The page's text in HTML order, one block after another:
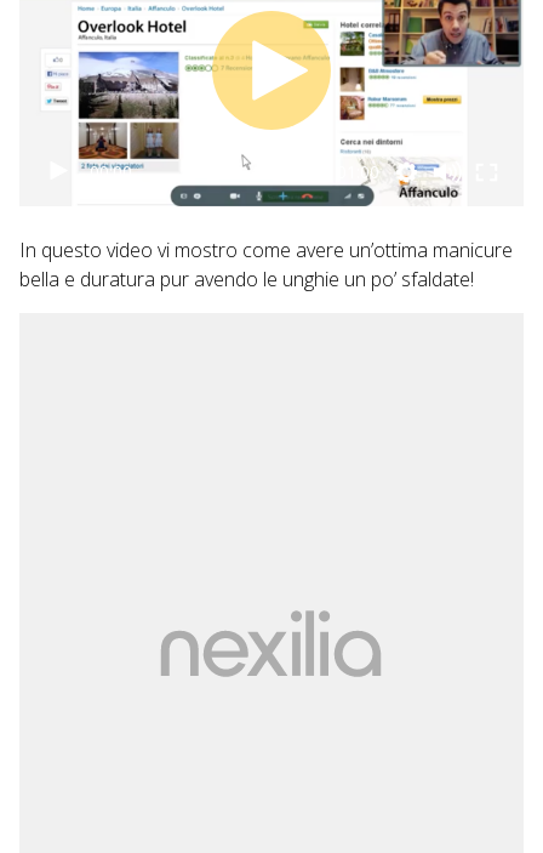
00:00 01:00
In questo video vi mostro come avere un’ottima manicure
bella e duratura pur avendo le unghie un po’ sfaldate!